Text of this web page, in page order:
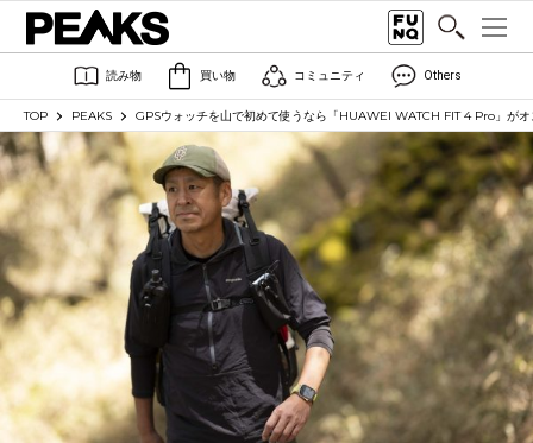
読み物 買い物 コミュニティ Others
TOP PEAKS GPSウォッチを山で初めて使うなら「HUAWEI WATCH FIT 4 Pro」が